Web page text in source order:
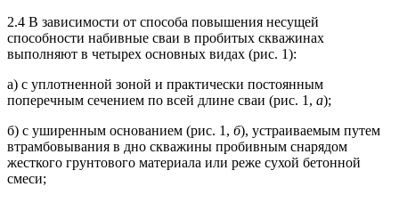
2.4 В зависимости от способа повышения несущей
способности набивные сваи в пробитых скважинах
выполняют в четырех основных видах (рис. 1):
а) с уплотненной зоной и практически постоянным
поперечным сечением по всей длине сваи (рис. 1, а);
б) с уширенным основанием (рис. 1, б), устраиваемым путем
втрамбовывания в дно скважины пробивным снарядом
жесткого грунтового материала или реже сухой бетонной
смеси;